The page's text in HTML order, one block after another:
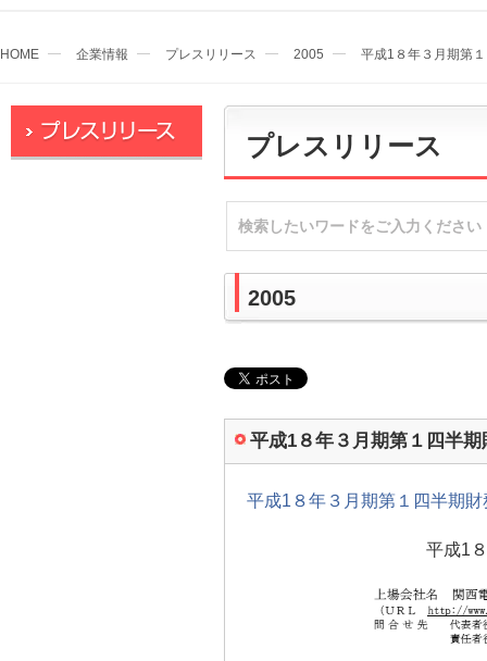
HOME 企業情報 プレスリリース 2005 平成1８年３月期第
プレスリリース
2005
平成1８年３月期第１四半
平成1８年３月期第１四半期
平成1